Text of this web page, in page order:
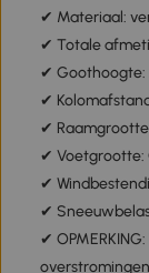
✔ Materiaal:
✔ Totale
✔ Goothoogte:
✔
✔
✔ Voetgrootte:
✔
✔
✔